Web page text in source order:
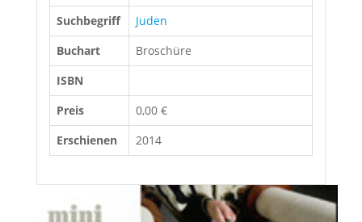
Suchbegriff
Juden
Buchart
Broschüre
ISBN
Preis
0,00 €
Erschienen
2014